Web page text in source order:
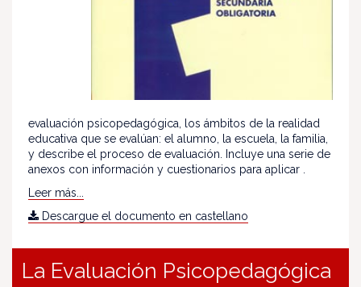
evaluación psicopedagógica, los ámbitos de la realidad
educativa que se evalúan: el alumno, la escuela, la familia,
y describe el proceso de evaluación. Incluye una serie de
anexos con información y cuestionarios para aplicar .
Leer más...
Descargue el documento en castellano
La Evaluación Psicopedagógica